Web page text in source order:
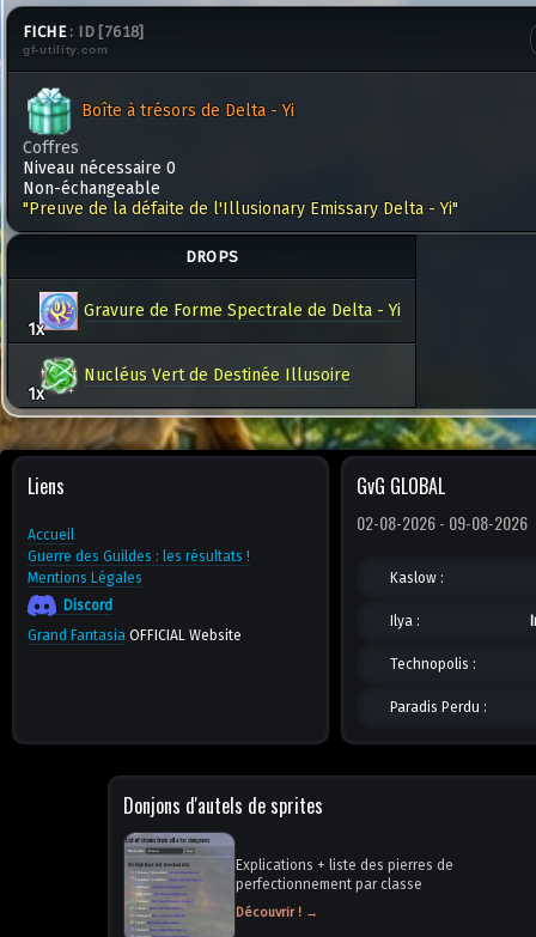
FICHE: ID [7618]
gf-utility.com
Boîte à trésors de Delta - Yi
Coffres
Niveau nécessaire 0
Non-échangeable
"Preuve de la défaite de l'Illusionary Emissary Delta - Yi"
DROPS
1x
Gravure de Forme Spectrale de Delta - Yi
1x
Nucléus Vert de Destinée Illusoire
Liens
Accueil
Guerre des Guildes : les résultats !
Mentions Légales
Discord
Grand Fantasia OFFICIAL Website
GvG GLOBAL
02-08-2026 - 09-08-2026
Kaslow :
Ilya :
Technopolis :
Paradis Perdu :
Donjons d'autels de sprites
Explications + liste des pierres de
perfectionnement par classe
Découvrir ! →